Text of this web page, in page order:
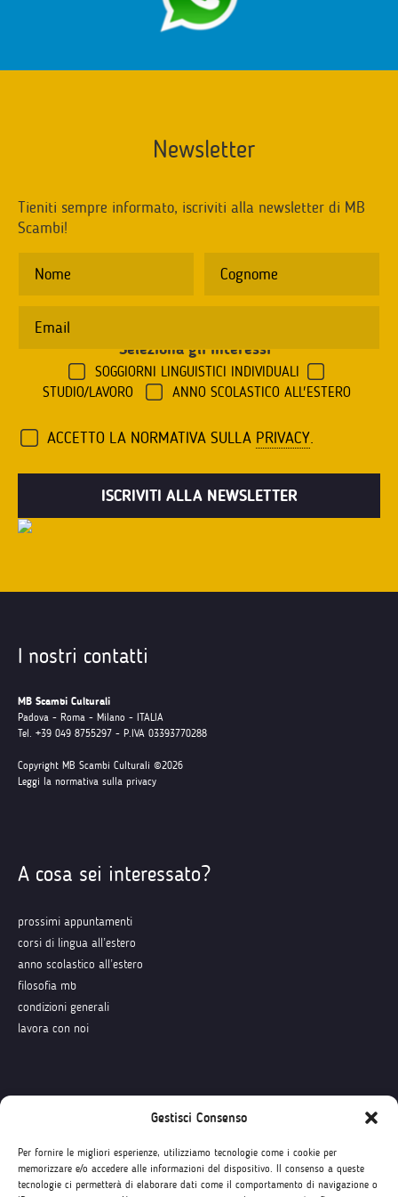
Gestisci Consenso
Per fornire le migliori esperienze, utilizziamo tecnologie come i cookie per
memorizzare e/o accedere alle informazioni del dispositivo. Il consenso a queste
tecnologie ci permetterà di elaborare dati come il comportamento di navigazione o
Newsletter
Tieniti sempre informato, iscriviti alla newsletter di MB
Scambi!
Seleziona gli interessi
SOGGIORNI LINGUISTICI INDIVIDUALI
STUDIO/LAVORO
ANNO SCOLASTICO ALL'ESTERO
ACCETTO LA NORMATIVA SULLA PRIVACY.
I nostri contatti
MB Scambi Culturali
Padova - Roma - Milano - ITALIA
Tel. +39 049 8755297 - P.IVA 03393770288
Copyright MB Scambi Culturali ©2026
Leggi la normativa sulla privacy
A cosa sei interessato?
prossimi appuntamenti
corsi di lingua all’estero
anno scolastico all’estero
filosofia mb
condizioni generali
lavora con noi